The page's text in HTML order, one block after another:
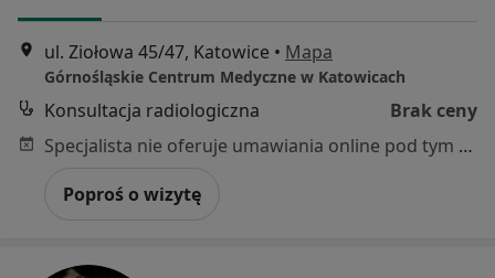
ul. Ziołowa 45/47, Katowice • Mapa
Górnośląskie Centrum Medyczne w Katowicach
Konsultacja radiologiczna
Brak ceny
Specjalista nie oferuje umawiania online pod tym adresem.
Poproś o wizytę